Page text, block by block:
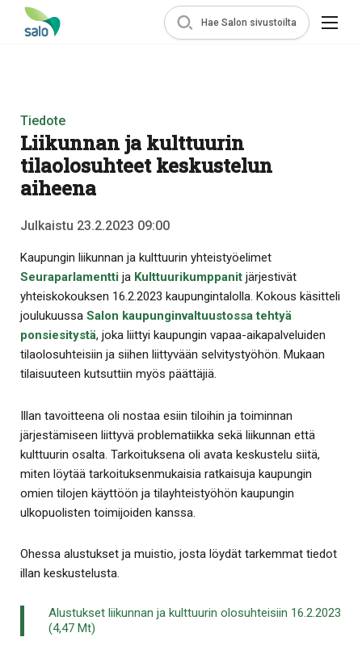
Hae Salon sivustoilta
Tiedote
Liikunnan ja kulttuurin
tilaolosuhteet keskustelun
aiheena
Julkaistu 23.2.2023 09:00
Kaupungin liikunnan ja kulttuurin yhteistyöelimet
Seuraparlamentti ja Kulttuurikumppanit järjestivät
yhteiskokouksen 16.2.2023 kaupungintalolla. Kokous käsitteli
joulukuussa Salon kaupunginvaltuustossa tehtyä
ponsiesitystä, joka liittyi kaupungin vapaa-aikapalveluiden
tilaolosuhteisiin ja siihen liittyvään selvitystyöhön. Mukaan
tilaisuuteen kutsuttiin myös päättäjiä.
Illan tavoitteena oli nostaa esiin tiloihin ja toiminnan
järjestämiseen liittyvä problematiikka sekä liikunnan että
kulttuurin osalta. Tarkoituksena oli avata keskustelu siitä,
miten löytää tarkoituksenmukaisia ratkaisuja kaupungin
omien tilojen käyttöön ja tilayhteistyöhön kaupungin
ulkopuolisten toimijoiden kanssa.
Ohessa alustukset ja muistio, josta löydät tarkemmat tiedot
illan keskustelusta.
Alustukset liikunnan ja kulttuurin olosuhteisiin 16.2.2023
(4,47 Mt)